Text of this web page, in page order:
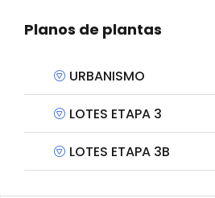
Planos de plantas
URBANISMO
LOTES ETAPA 3
LOTES ETAPA 3B